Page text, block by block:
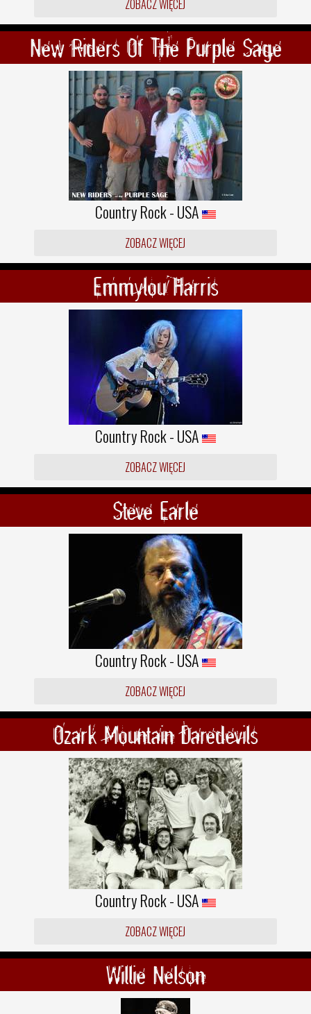
ZOBACZ WIĘCEJ
New Riders Of The Purple Sage
Country Rock - USA
ZOBACZ WIĘCEJ
Emmylou Harris
Country Rock - USA
ZOBACZ WIĘCEJ
Steve Earle
Country Rock - USA
ZOBACZ WIĘCEJ
Ozark Mountain Daredevils
Country Rock - USA
ZOBACZ WIĘCEJ
Willie Nelson